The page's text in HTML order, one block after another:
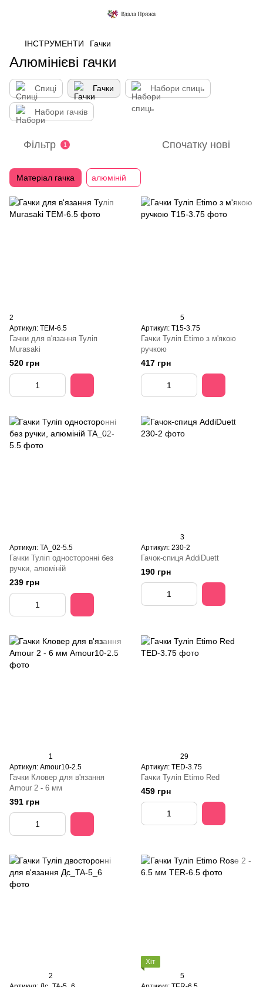
ІНСТРУМЕНТИ Гачки
Алюмінієві гачки
Спиці Гачки Набори спиць
Набори гачків
Фільтр 1 Спочатку нові
Матеріал гачка алюміній
2
Артикул: TEM-6.5
Гачки для в'язання Туліп
Murasaki
520 грн
5
Артикул: T15-3.75
Гачки Туліп Etimo з м'якою
ручкою
417 грн
Артикул: TA_02-5.5
Гачки Туліп односторонні без
ручки, алюміній
239 грн
3
Артикул: 230-2
Гачок-спиця AddiDuett
190 грн
1
Артикул: Amour10-2.5
Гачки Кловер для в'язання
Amour 2 - 6 мм
391 грн
29
Артикул: TED-3.75
Гачки Туліп Etimo Red
459 грн
2
Хіт
5